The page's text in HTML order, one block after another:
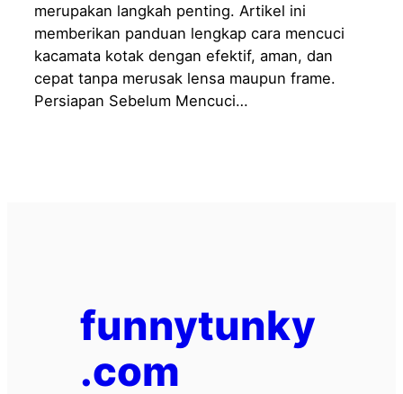
merupakan langkah penting. Artikel ini
memberikan panduan lengkap cara mencuci
kacamata kotak dengan efektif, aman, dan
cepat tanpa merusak lensa maupun frame.
Persiapan Sebelum Mencuci…
funnytunky
.com